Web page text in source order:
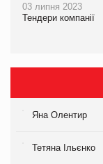
03 липня 2023
Тендери компанії
Яна Олентир
Тетяна Ільєнко